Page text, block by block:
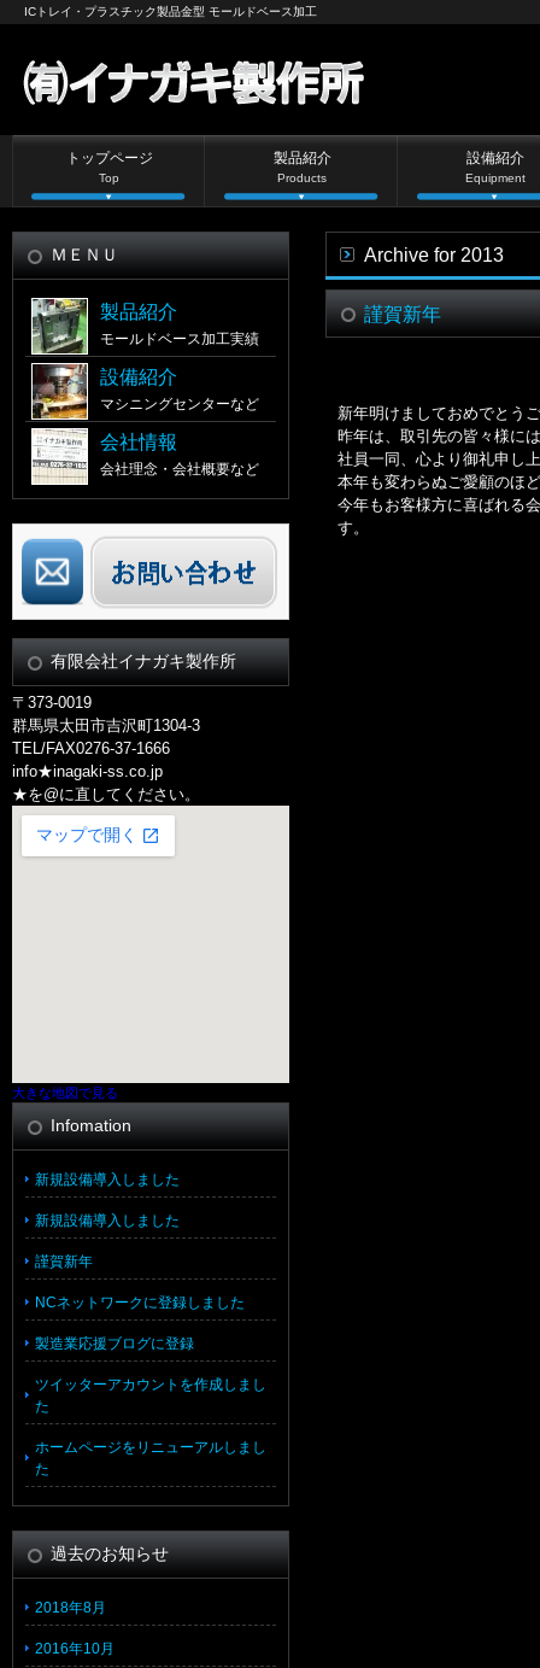
ICトレイ・プラスチック製品金型 モールドベース加工
トップページ
Top
製品紹介
Products
設備紹介
Equipment
Archive for 2013
謹賀新年
新年明けましておめでとう
昨年は、取引先の皆々様に
社員一同、心より御礼申し
本年も変わらぬご愛顧のほ
今年もお客様方に喜ばれる
す。
ＭＥＮＵ
製品紹介
モールドベース加工実績
設備紹介
マシニングセンターなど
会社情報
会社理念・会社概要など
有限会社イナガキ製作所
〒373-0019
群馬県太田市吉沢町1304-3
TEL/FAX0276-37-1666
info★inagaki-ss.co.jp
★を@に直してください。
大きな地図で見る
Infomation
新規設備導入しました
新規設備導入しました
謹賀新年
NCネットワークに登録しました
製造業応援ブログに登録
ツイッターアカウントを作成しまし
た
ホームページをリニューアルしまし
た
過去のお知らせ
2018年8月
2016年10月